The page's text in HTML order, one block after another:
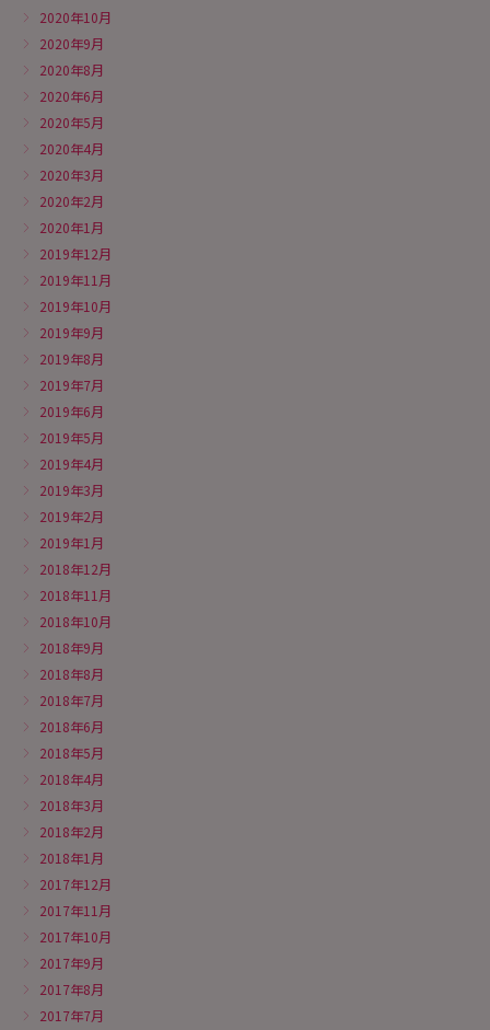
2020年10月
2020年9月
2020年8月
2020年6月
2020年5月
2020年4月
2020年3月
2020年2月
2020年1月
2019年12月
2019年11月
2019年10月
2019年9月
2019年8月
2019年7月
2019年6月
2019年5月
2019年4月
2019年3月
2019年2月
2019年1月
2018年12月
2018年11月
2018年10月
2018年9月
2018年8月
2018年7月
2018年6月
2018年5月
2018年4月
2018年3月
2018年2月
2018年1月
2017年12月
2017年11月
2017年10月
2017年9月
2017年8月
2017年7月